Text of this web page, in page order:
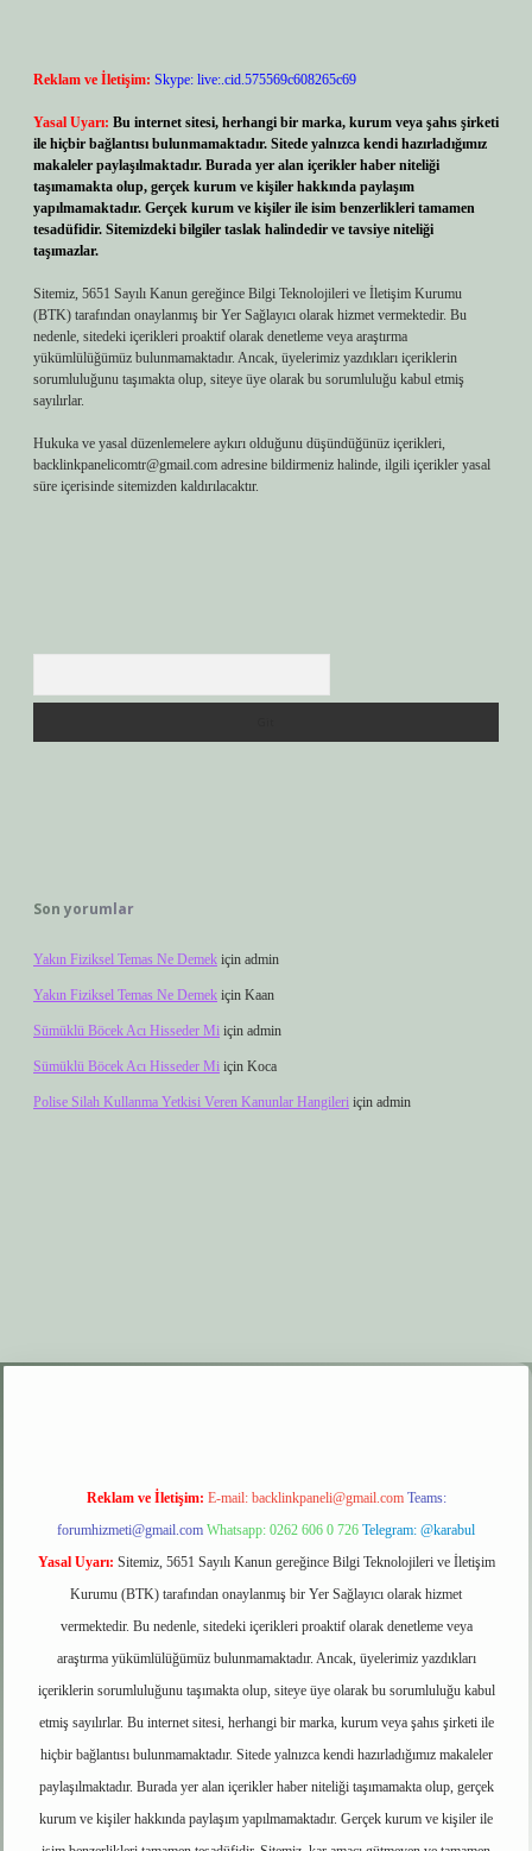
Reklam ve İletişim: Skype: live:.cid.575569c608265c69
Yasal Uyarı: Bu internet sitesi, herhangi bir marka, kurum veya şahıs şirketi
ile hiçbir bağlantısı bulunmamaktadır. Sitede yalnızca kendi hazırladığımız
makaleler paylaşılmaktadır. Burada yer alan içerikler haber niteliği
taşımamakta olup, gerçek kurum ve kişiler hakkında paylaşım
yapılmamaktadır. Gerçek kurum ve kişiler ile isim benzerlikleri tamamen
tesadüfidir. Sitemizdeki bilgiler taslak halindedir ve tavsiye niteliği
taşımazlar.
Sitemiz, 5651 Sayılı Kanun gereğince Bilgi Teknolojileri ve İletişim Kurumu
(BTK) tarafından onaylanmış bir Yer Sağlayıcı olarak hizmet vermektedir. Bu
nedenle, sitedeki içerikleri proaktif olarak denetleme veya araştırma
yükümlülüğümüz bulunmamaktadır. Ancak, üyelerimiz yazdıkları içeriklerin
sorumluluğunu taşımakta olup, siteye üye olarak bu sorumluluğu kabul etmiş
sayılırlar.
Hukuka ve yasal düzenlemelere aykırı olduğunu düşündüğünüz içerikleri,
backlinkpanelicomtr@gmail.com adresine bildirmeniz halinde, ilgili içerikler yasal
süre içerisinde sitemizden kaldırılacaktır.
Son yorumlar
Yakın Fiziksel Temas Ne Demek için admin
Yakın Fiziksel Temas Ne Demek için Kaan
Sümüklü Böcek Acı Hisseder Mi için admin
Sümüklü Böcek Acı Hisseder Mi için Koca
Polise Silah Kullanma Yetkisi Veren Kanunlar Hangileri için admin
elexbet giriş
Reklam ve İletişim: E-mail: backlinkpaneli@gmail.com Teams:
forumhizmeti@gmail.com Whatsapp: 0262 606 0 726 Telegram: @karabul
Yasal Uyarı: Sitemiz, 5651 Sayılı Kanun gereğince Bilgi Teknolojileri ve İletişim
Kurumu (BTK) tarafından onaylanmış bir Yer Sağlayıcı olarak hizmet
vermektedir. Bu nedenle, sitedeki içerikleri proaktif olarak denetleme veya
araştırma yükümlülüğümüz bulunmamaktadır. Ancak, üyelerimiz yazdıkları
içeriklerin sorumluluğunu taşımakta olup, siteye üye olarak bu sorumluluğu kabul
etmiş sayılırlar. Bu internet sitesi, herhangi bir marka, kurum veya şahıs şirketi ile
hiçbir bağlantısı bulunmamaktadır. Sitede yalnızca kendi hazırladığımız makaleler
paylaşılmaktadır. Burada yer alan içerikler haber niteliği taşımamakta olup, gerçek
kurum ve kişiler hakkında paylaşım yapılmamaktadır. Gerçek kurum ve kişiler ile